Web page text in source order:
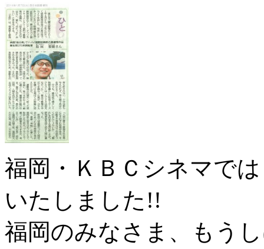
福岡・ＫＢＣシネマで
いたしました!!
福岡のみなさま、もう